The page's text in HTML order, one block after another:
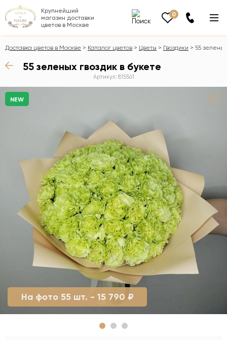
Крупнейший
магазин доставки
цветов в Москве
0
Доставка цветов в Москве Каталог цветов Цветы Гвоздики 55
55 зеленых гвоздик в букете
Артикул: 815561
На фото 55 шт. - 15 790 ₽
NEW